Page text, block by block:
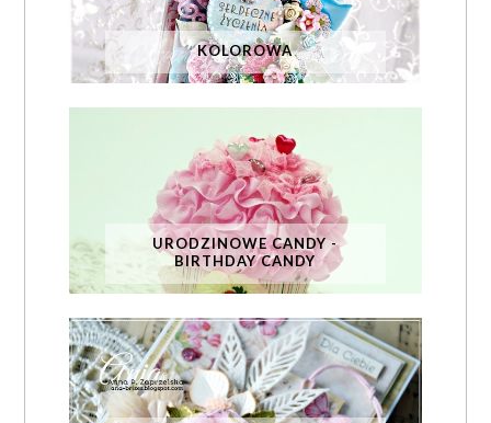
KOLOROWA
URODZINOWE CANDY -
BIRTHDAY CANDY